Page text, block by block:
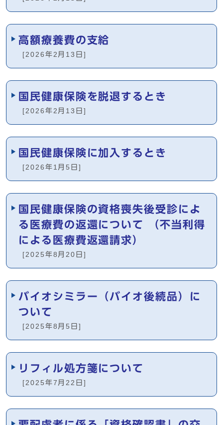
高額療養費の支給
[2026年2月13日]
国民健康保険を脱退するとき
[2026年2月13日]
国民健康保険に加入するとき
[2026年1月5日]
国民健康保険の資格喪失後受診によ
る医療費の返還について （不当利得
による医療費返還請求）
[2025年8月20日]
バイオシミラー（バイオ後続品）に
ついて
[2025年8月5日]
リフィル処方箋について
[2025年7月22日]